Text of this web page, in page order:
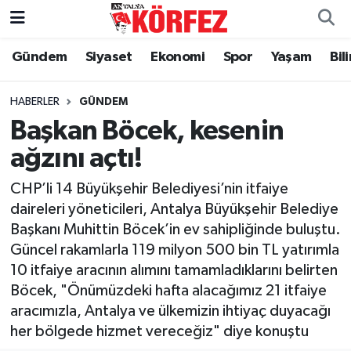
Gündem Siyaset Ekonomi Spor Yaşam
HABERLER GÜNDEM
Başkan Böcek, kesenin
ağzını açtı!
CHP’li 14 Büyükşehir Belediyesi’nin itfaiye
daireleri yöneticileri, Antalya Büyükşehir Belediye
Başkanı Muhittin Böcek’in ev sahipliğinde buluştu.
Güncel rakamlarla 119 milyon 500 bin TL yatırımla
10 itfaiye aracının alımını tamamladıklarını belirten
Böcek, "Önümüzdeki hafta alacağımız 21 itfaiye
aracımızla, Antalya ve ülkemizin ihtiyaç duyacağı
her bölgede hizmet vereceğiz" diye konuştu
Gündem
Siyaset
Yerel Yönetim
Spor
Yaşam
Asayiş
Dünya
Nöbetçi Eczaneler
Hava Durumu
Trafik Durumu
Tüm Manşetler
Son Dakika Haberleri
Haber Arşivi